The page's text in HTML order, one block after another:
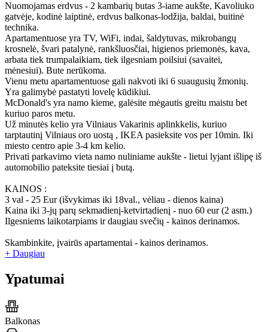
Nuomojamas erdvus - 2 kambarių butas 3-iame aukšte, Kavoliuko
gatvėje, kodinė laiptinė, erdvus balkonas-lodžija, baldai, buitinė
technika.
Apartamentuose yra TV, WiFi, indai, šaldytuvas, mikrobangų
krosnelė, švari patalynė, rankšluosčiai, higienos priemonės, kava,
arbata tiek trumpalaikiam, tiek ilgesniam poilsiui (savaitei,
mėnesiui). Bute nerūkoma.
Vienu metu apartamentuose gali nakvoti iki 6 suaugusių žmonių.
Yra galimybė pastatyti lovelę kūdikiui.
McDonald's yra namo kieme, galėsite mėgautis greitu maistu bet
kuriuo paros metu.
Už minutės kelio yra Vilniaus Vakarinis aplinkkelis, kuriuo
tarptautinį Vilniaus oro uostą , IKEA pasieksite vos per 10min. Iki
miesto centro apie 3-4 km kelio.
Privati parkavimo vieta namo nuliniame aukšte - lietui lyjant išlipę iš
automobilio pateksite tiesiai į butą.
KAINOS :
3 val - 25 Eur (išvykimas iki 18val., vėliau - dienos kaina)
Kaina iki 3-jų parų sekmadienį-ketvirtadienį - nuo 60 eur (2 asm.)
Ilgesniems laikotarpiams ir daugiau svečių - kainos derinamos.
Skambinkite, įvairūs apartamentai - kainos derinamos.
+ Daugiau
Ypatumai
Balkonas